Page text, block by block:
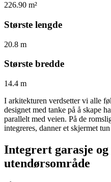
226.90 m²
Største lengde
20.8 m
Største bredde
14.4 m
I arkitekturen verdsetter vi alle
designet med tanke på å skape
parallelt med veien. På de
integreres, danner et skjermet
Integrert garasje
utendørsområde